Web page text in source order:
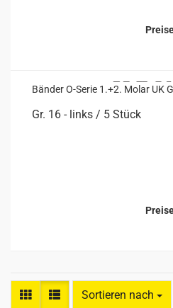
Bän­der O-​Serie 1.+2. Molar UK
Gr. 16 - links / 5 Stück
Sortieren nach
Sortieren nach